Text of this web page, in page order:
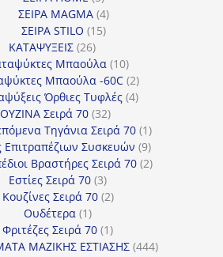
προϊόντα
ΣΕΙΡΑ MAGMA 44
προϊόντα
ΣΕΙΡΑ STILO 1515
ΚΑΤΑΨΥΞΕΙΣ 2626
προϊόντα
Μπαούλα 1010
προϊόντα
Μπαούλα -60C 22
προϊόντα
Όρθιες Τυφλές 44
Σειρά 70 3232
προϊόντα
Τηγάνια Σειρά 70 11
προϊόν
Επιτραπέζιων Συσκευών 99
προϊόντα
Βραστήρες Σειρά 70 22
Εστίες Σειρά 70 33
προϊόντα
Κουζίνες Σειρά 70 22
Ουδέτερα 11
προϊόν
Φριτέζες Σειρά 70 11
προϊόν
ΜΑΖΙΚΗΣ ΕΣΤΙΑΣΗΣ 444444